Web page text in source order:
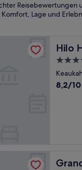
Reisebewertungen
Lage und
Hilo
Hilo
3.5-
8.2
8,2/10
by Wyndham
Grand
by Hilton